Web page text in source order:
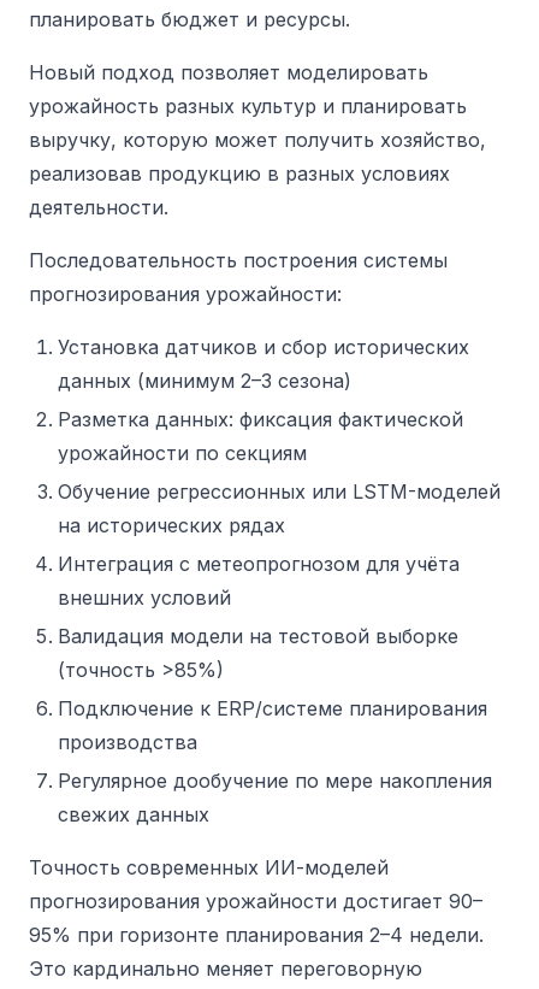
планировать бюджет и ресурсы.
Новый подход позволяет моделировать
урожайность разных культур и планировать
выручку, которую может получить хозяйство,
реализовав продукцию в разных условиях
деятельности.
Последовательность построения системы
прогнозирования урожайности:
Установка датчиков и сбор исторических
данных (минимум 2–3 сезона)
Разметка данных: фиксация фактической
урожайности по секциям
Обучение регрессионных или LSTM-моделей
на исторических рядах
Интеграция с метеопрогнозом для учёта
внешних условий
Валидация модели на тестовой выборке
(точность >85%)
Подключение к ERP/системе планирования
производства
Регулярное дообучение по мере накопления
свежих данных
Точность современных ИИ-моделей
прогнозирования урожайности достигает 90–
95% при горизонте планирования 2–4 недели.
Это кардинально меняет переговорную